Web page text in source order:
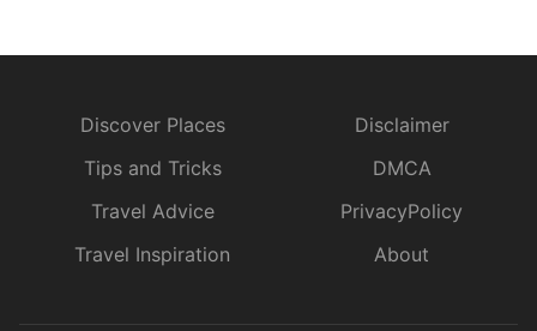
Discover Places
Tips and Tricks
Travel Advice
Travel Inspiration
Disclaimer
DMCA
PrivacyPolicy
About